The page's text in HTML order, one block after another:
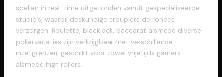
spellen in real-time uitgezonden vanuit gespecialiseerde
studio’s, waarbij deskundige croupiers de rondes
verzorgen. Roulette, blackjack, baccarat alsmede diverse
pokervariaties zijn verkrijgbaar met verschillende
inzetgrenzen, geschikt voor zowel vrijetijds gamers
alsmede high rollers.